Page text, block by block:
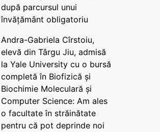
după parcursul unui
învățământ obligatoriu
Andra-Gabriela Cîrstoiu,
elevă din Târgu Jiu, admisă
la Yale University cu o bursă
completă în Biofizică și
Biochimie Moleculară și
Computer Science: Am ales
o facultate în străinătate
pentru că pot deprinde noi